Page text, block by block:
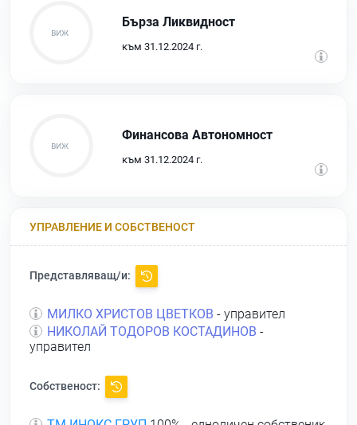
Бърза Ликвидност
към 31.12.2024 г.
Финансова Автономност
към 31.12.2024 г.
УПРАВЛЕНИЕ И СОБСТВЕНОСТ
Представляващ/и:
МИЛКО ХРИСТОВ ЦВЕТКОВ - управител
НИКОЛАЙ ТОДОРОВ КОСТАДИНОВ -
управител
Собственост: